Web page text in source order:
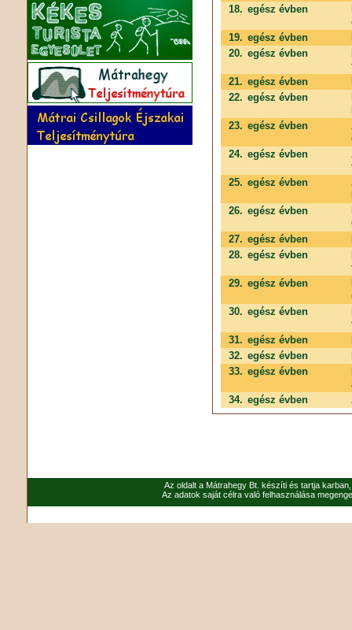
18. egész évben
19. egész évben
20. egész évben
21. egész évben
22. egész évben
23. egész évben
24. egész évben
25. egész évben
26. egész évben
27. egész évben
28. egész évben
29. egész évben
30. egész évben
31. egész évben
32. egész évben
33. egész évben
34. egész évben
Az oldalt a Mátrahegy Bt. készíti és tartja
Az adatok saját célra való felhasználása